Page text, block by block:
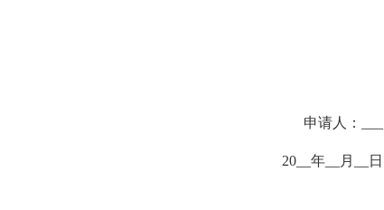
申请人：___
20__年__月__日